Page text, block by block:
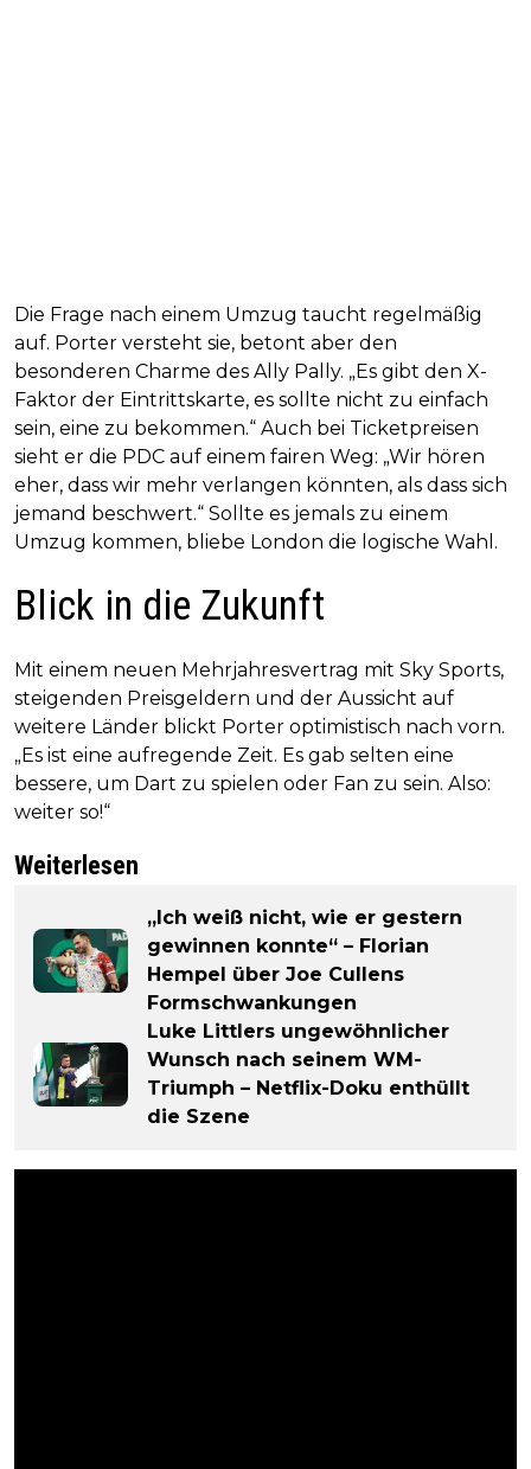
Die Frage nach einem Umzug taucht regelmäßig
auf. Porter versteht sie, betont aber den
besonderen Charme des Ally Pally. „Es gibt den X-
Faktor der Eintrittskarte, es sollte nicht zu einfach
sein, eine zu bekommen.“ Auch bei Ticketpreisen
sieht er die PDC auf einem fairen Weg: „Wir hören
eher, dass wir mehr verlangen könnten, als dass sich
jemand beschwert.“ Sollte es jemals zu einem
Umzug kommen, bliebe London die logische Wahl.
Blick in die Zukunft
Mit einem neuen Mehrjahresvertrag mit Sky Sports,
steigenden Preisgeldern und der Aussicht auf
weitere Länder blickt Porter optimistisch nach vorn.
„Es ist eine aufregende Zeit. Es gab selten eine
bessere, um Dart zu spielen oder Fan zu sein. Also:
weiter so!“
Weiterlesen
„Ich weiß nicht, wie er gestern
gewinnen konnte“ – Florian
Hempel über Joe Cullens
Formschwankungen
Luke Littlers ungewöhnlicher
Wunsch nach seinem WM-
Triumph – Netflix-Doku enthüllt
die Szene